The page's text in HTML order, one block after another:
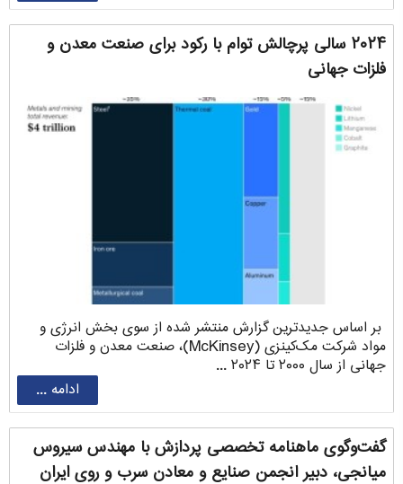
۲۰۲۴ سالی پرچالش توام با رکود برای صنعت معدن و
فلزات جهانی
بر اساس جدیدترین گزارش منتشر شده از سوی بخش انرژی و
مواد شرکت مک‌کینزی (McKinsey)، صنعت معدن و فلزات
جهانی از سال ۲۰۰۰ تا ۲۰۲۴ ...
ادامه ...
گفت‌وگوی ماهنامه تخصصی پردازش با مهندس سیروس
‌میانجی، دبیر انجمن صنایع و معادن سرب و روی ایران